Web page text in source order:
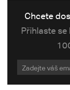
Chcete
Přihlaste se